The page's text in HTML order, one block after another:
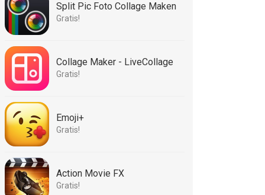
Split Pic Foto Collage Maken
Gratis!
Collage Maker - LiveCollage
Gratis!
Emoji+
Gratis!
Action Movie FX
Gratis!